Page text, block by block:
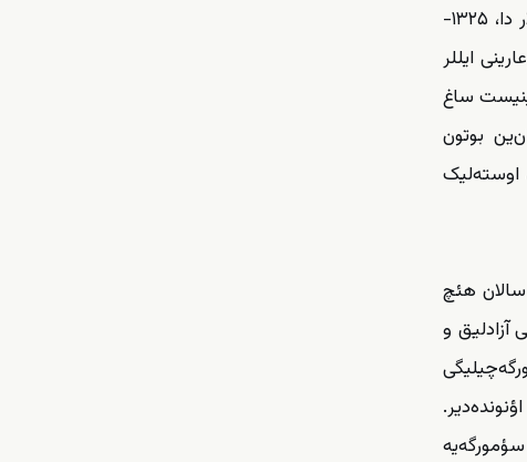
البته کی، حاکم اولان موستبید قوه‌لر و اونلارین سونراکی داوامچیلاری، آزادلیق عصیانچیسی اولان میللی حکومتی بوغسالار دا، ۱۳۲۵-
ایللر
ساغ
بوتون
اوسته‌لیک
سالان هئچ
آزادلیق و
سؤمورگه‌یه